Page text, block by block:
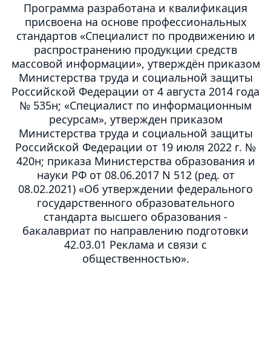
Программа разработана и квалификация
присвоена на основе профессиональных
стандартов «Специалист по продвижению и
распространению продукции средств
массовой информации», утверждён приказом
Министерства труда и социальной защиты
Российской Федерации от 4 августа 2014 года
№ 535н; «Специалист по информационным
ресурсам», утвержден приказом
Министерства труда и социальной защиты
Российской Федерации от 19 июля 2022 г. №
420н; приказа Министерства образования и
науки РФ от 08.06.2017 N 512 (ред. от
08.02.2021) «Об утверждении федерального
государственного образовательного
стандарта высшего образования -
бакалавриат по направлению подготовки
42.03.01 Реклама и связи с
общественностью».